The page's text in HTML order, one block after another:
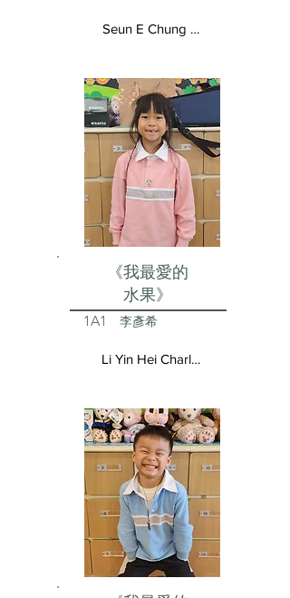
Seun E Chung Aston
《我最愛的
水果》
1A1 李彥希
Li Yin Hei Charlotte